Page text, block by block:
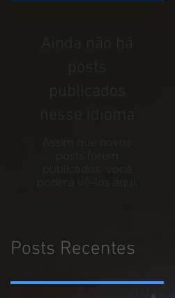
Ainda não há
publicados
nesse idioma
Assim que novos
Posts Recentes